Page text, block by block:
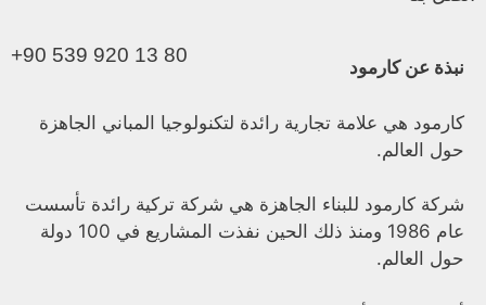
+90 539 920 13 80
نبذة عن كارمود
كارمود هي علامة تجارية رائدة لتكنولوجيا المباني الجاهزة
حول العالم.
شركة كارمود للبناء الجاهزة هي شركة تركية رائدة تأسست
عام 1986 ومنذ ذلك الحين نفذت المشاريع في 100 دولة
حول العالم.